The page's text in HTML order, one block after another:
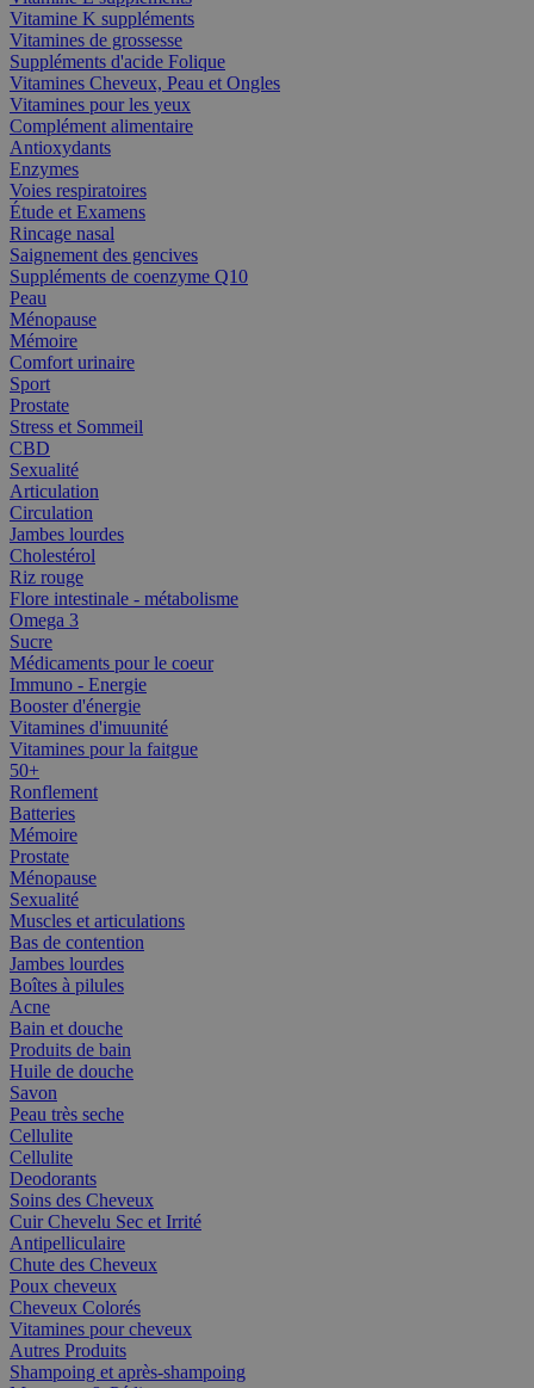
Vitamine K suppléments
Vitamines de grossesse
Suppléments d'acide Folique
Vitamines Cheveux, Peau et Ongles
Vitamines pour les yeux
Complément alimentaire
Antioxydants
Enzymes
Voies respiratoires
Étude et Examens
Rincage nasal
Saignement des gencives
Suppléments de coenzyme Q10
Peau
Ménopause
Mémoire
Comfort urinaire
Sport
Prostate
Stress et Sommeil
CBD
Sexualité
Articulation
Circulation
Jambes lourdes
Cholestérol
Riz rouge
Flore intestinale - métabolisme
Omega 3
Sucre
Médicaments pour le coeur
Immuno - Energie
Booster d'énergie
Vitamines d'imuunité
Vitamines pour la faitgue
50+
Ronflement
Batteries
Mémoire
Prostate
Ménopause
Sexualité
Muscles et articulations
Bas de contention
Jambes lourdes
Boîtes à pilules
Acne
Bain et douche
Produits de bain
Huile de douche
Savon
Peau très seche
Cellulite
Cellulite
Deodorants
Soins des Cheveux
Cuir Chevelu Sec et Irrité
Antipelliculaire
Chute des Cheveux
Poux cheveux
Cheveux Colorés
Vitamines pour cheveux
Autres Produits
Shampoing et après-shampoing